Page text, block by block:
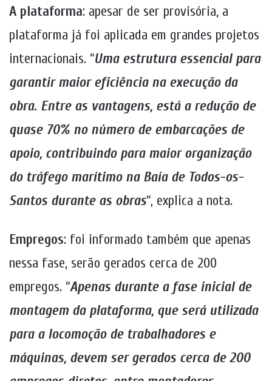
A plataforma: apesar de ser provisória, a
plataforma já foi aplicada em grandes projetos
internacionais. “Uma estrutura essencial para
garantir maior eficiência na execução da
obra. Entre as vantagens, está a redução de
quase 70% no número de embarcações de
apoio, contribuindo para maior organização
do tráfego marítimo na Baía de Todos-os-
Santos durante as obras“, explica a nota.
Empregos: foi informado também que apenas
nessa fase, serão gerados cerca de 200
empregos. “Apenas durante a fase inicial de
montagem da plataforma, que será utilizada
para a locomoção de trabalhadores e
máquinas, devem ser gerados cerca de 200